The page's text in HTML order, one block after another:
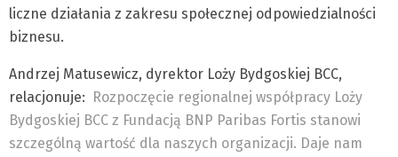
liczne działania z zakresu społecznej odpowiedzialności
biznesu.
Andrzej Matusewicz, dyrektor Loży Bydgoskiej BCC,
relacjonuje: Rozpoczęcie regionalnej współpracy Loży
Bydgoskiej BCC z Fundacją BNP Paribas Fortis stanowi
szczególną wartość dla naszych organizacji. Daje nam